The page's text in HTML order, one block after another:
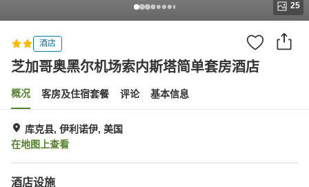
25
酒店
芝加哥奥黑尔机场索内斯塔简单套房酒店
概况 客房及住宿套餐 评论 基本信息
库克县, 伊利诺伊, 美国
在地图上查看
酒店设施